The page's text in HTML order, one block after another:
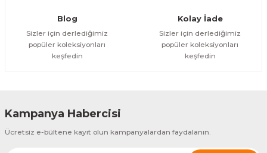
Blog
Sizler için derlediğimiz
popüler koleksiyonları
keşfedin
Kolay İade
Sizler için derlediğimiz
popüler koleksiyonları
keşfedin
Kampanya Habercisi
Ücretsiz e-bültene kayıt olun kampanyalardan faydalanın.